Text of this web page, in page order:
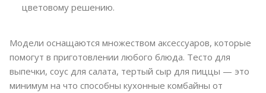
цветовому решению.
Модели оснащаются множеством аксессуаров, которые
помогут в приготовлении любого блюда. Тесто для
выпечки, соус для салата, тертый сыр для пиццы — это
минимум на что способны кухонные комбайны от